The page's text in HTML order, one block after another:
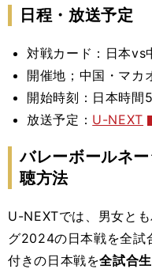
日程・放送予定
対戦カード：日本vs
開催地；中国・マカ
開始時刻：日本時間
放送予定： U-NEXT
バレーボールネ
聴方法
U-NEXTでは、男女と
グ2024の日本戦を全試
付きの日本戦を全試合